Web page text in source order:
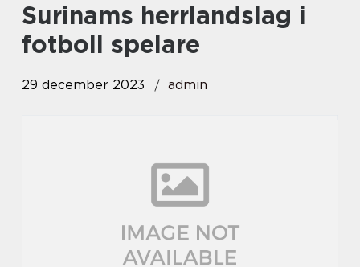
surinams herrlandslag i
fotboll spelare
29 december 2023 admin